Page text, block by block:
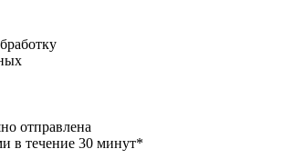
отправлена
в течение 30 минут*